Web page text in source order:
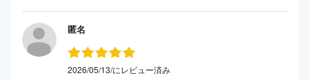
匿名
2026/05/13/にレビュー済み